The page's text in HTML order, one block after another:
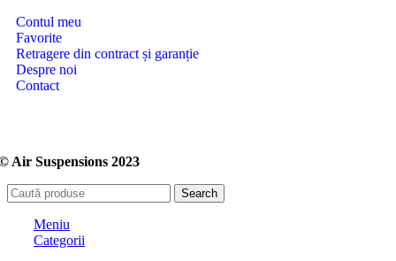
Contul meu
Favorite
Retragere din contract și garanție
Despre noi
Contact
Air Suspensions 2023
Search
Meniu
Categorii